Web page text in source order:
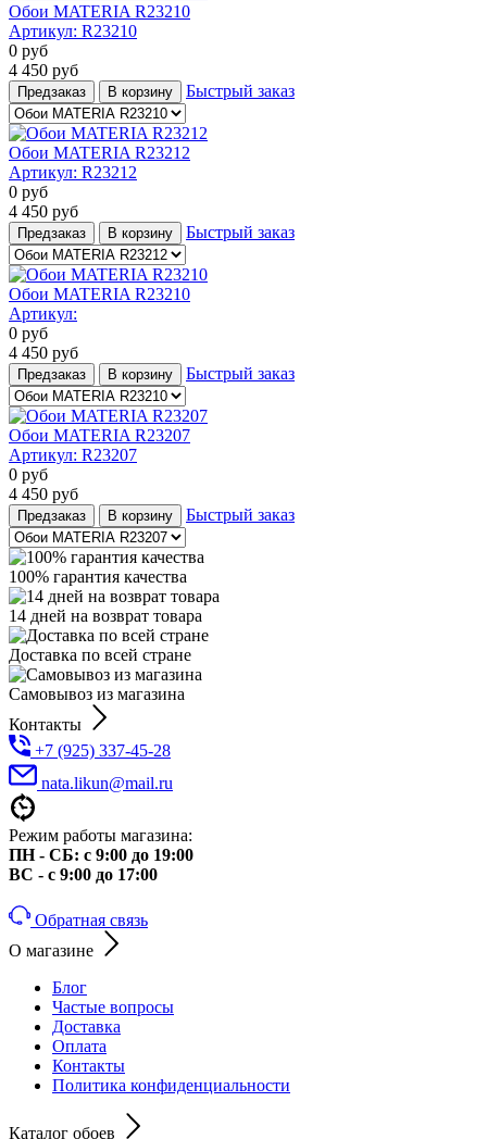
Обои MATERIA R23210
Артикул: R23210
0 руб
4 450 руб
Предзаказ В корзину Быстрый заказ
Обои MATERIA R23212
Артикул: R23212
0 руб
4 450 руб
Предзаказ В корзину Быстрый заказ
Обои MATERIA R23210
Артикул:
0 руб
4 450 руб
Предзаказ В корзину Быстрый заказ
Обои MATERIA R23207
Артикул: R23207
0 руб
4 450 руб
Предзаказ В корзину Быстрый заказ
100% гарантия качества
14 дней на возврат товара
Доставка по всей стране
Самовывоз из магазина
Контакты
+7 (925) 337-45-28
nata.likun@mail.ru
Режим работы магазина:
ПН - СБ: с 9:00 до 19:00
ВС - с 9:00 до 17:00
Обратная связь
О магазине
Блог
Частые вопросы
Доставка
Оплата
Контакты
Политика конфиденциальности
Каталог обоев